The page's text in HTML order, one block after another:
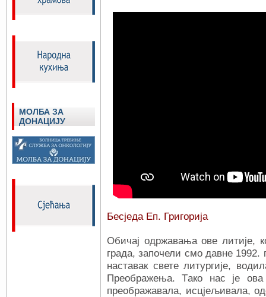
Бесједа Еп. Григорија
Обичај одржавања ове литије,
града, започели смо давне 1992.
наставак свете литургије,
Преображења. Tако нас је
преображавала, исцјељивала,
МОЛБА ЗА
ДОНАЦИЈУ